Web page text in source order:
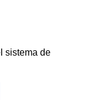
sistema de